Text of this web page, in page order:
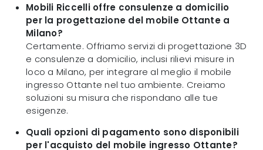
Mobili Riccelli offre consulenze a domicilio
per la progettazione del mobile Ottante a
Milano?
Certamente. Offriamo servizi di progettazione 3D
e consulenze a domicilio, inclusi rilievi misure in
loco a Milano, per integrare al meglio il mobile
ingresso Ottante nel tuo ambiente. Creiamo
soluzioni su misura che rispondano alle tue
esigenze.
Quali opzioni di pagamento sono disponibili
per l'acquisto del mobile ingresso Ottante?